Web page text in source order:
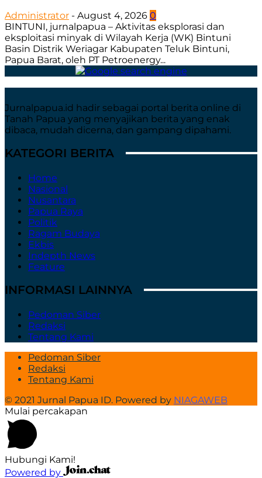
Administrator - August 4, 2026 0
BINTUNI, jurnalpapua – Aktivitas eksplorasi dan
eksploitasi minyak di Wilayah Kerja (WK) Bintuni
Basin Distrik Weriagar Kabupaten Teluk Bintuni,
Papua Barat, oleh PT Petroenergy...
Jurnalpapua.id hadir sebagai portal berita online di
Tanah Papua yang menyajikan berita yang enak
dibaca, mudah dicerna, dan gampang dipahami.
KATEGORI BERITA
Home
Nasional
Nusantara
Papua Raya
Politik
Ragam Budaya
Ekbis
Indepth News
Feature
INFORMASI LAINNYA
Pedoman Siber
Redaksi
Tentang Kami
Pedoman Siber
Redaksi
Tentang Kami
© 2021 Jurnal Papua ID. Powered by NIAGAWEB
Mulai percakapan
Hubungi Kami!
Powered by